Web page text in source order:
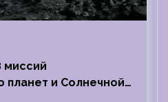
миссий
планет и Солнечной